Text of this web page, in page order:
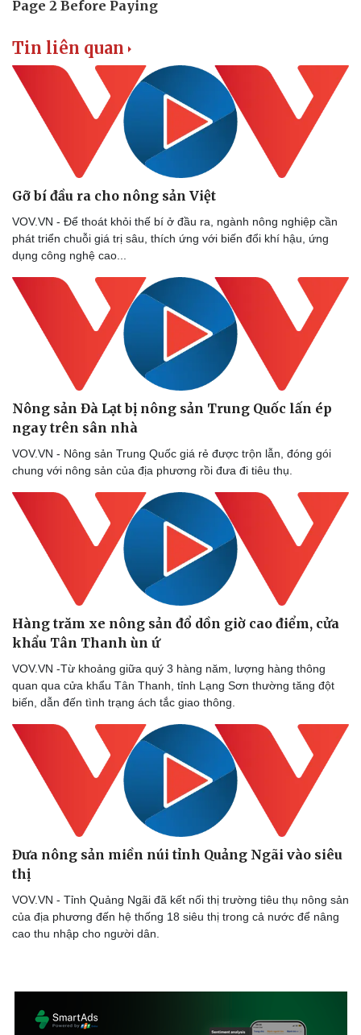
eSports
Tin liên quan
Gỡ bí đầu ra cho nông sản Việt
VOV.VN - Để thoát khỏi thế bí ở đầu ra, ngành nông nghiệp cần
phát triển chuỗi giá trị sâu, thích ứng với biến đổi khí hậu, ứng
dụng công nghệ cao...
Nông sản Đà Lạt bị nông sản Trung Quốc lấn ép
ngay trên sân nhà
VOV.VN - Nông sản Trung Quốc giá rẻ được trộn lẫn, đóng gói
chung với nông sản của địa phương rồi đưa đi tiêu thụ.
Hàng trăm xe nông sản đổ dồn giờ cao điểm, cửa
khẩu Tân Thanh ùn ứ
VOV.VN -Từ khoảng giữa quý 3 hàng năm, lượng hàng thông
quan qua cửa khẩu Tân Thanh, tỉnh Lạng Sơn thường tăng đột
biến, dẫn đến tình trạng ách tắc giao thông.
Đưa nông sản miền núi tỉnh Quảng Ngãi vào siêu
thị
VOV.VN - Tỉnh Quảng Ngãi đã kết nối thị trường tiêu thụ nông sản
của địa phương đến hệ thống 18 siêu thị trong cả nước để nâng
cao thu nhập cho người dân.